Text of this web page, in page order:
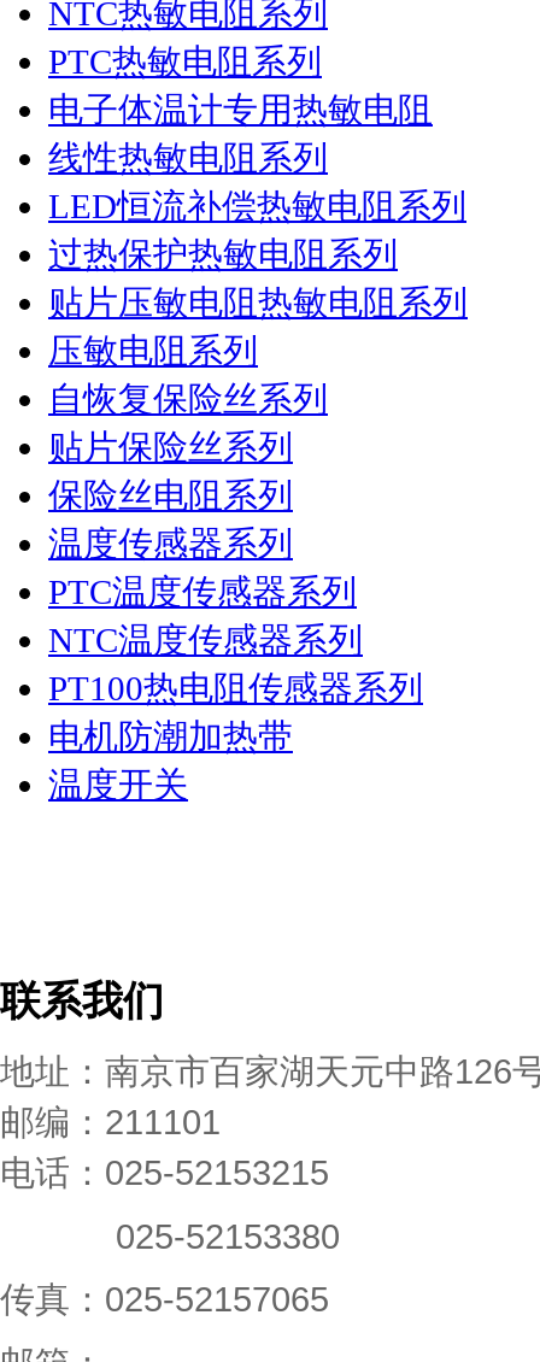
NTC热敏电阻系列
PTC热敏电阻系列
电子体温计专用热敏电阻
线性热敏电阻系列
LED恒流补偿热敏电阻系列
过热保护热敏电阻系列
贴片压敏电阻热敏电阻系列
压敏电阻系列
自恢复保险丝系列
贴片保险丝系列
保险丝电阻系列
温度传感器系列
PTC温度传感器系列
NTC温度传感器系列
PT100热电阻传感器系列
电机防潮加热带
温度开关
联系我们
地址：南京市百家湖天元中路126
邮编：211101
电话：025-52153215
025-52153380
传真：025-52157065